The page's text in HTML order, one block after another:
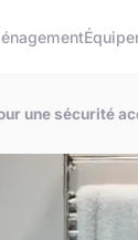
une sécurité